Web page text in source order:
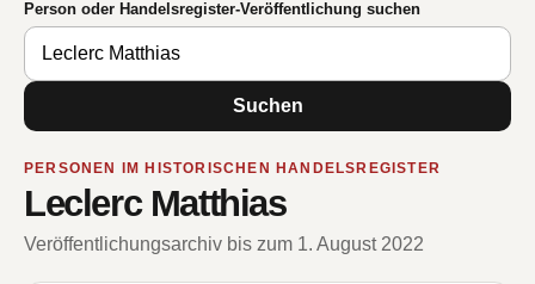
Person oder Handelsregister-Veröffentlichung suchen
Suchen
PERSONEN IM HISTORISCHEN HANDELSREGISTER
Leclerc Matthias
Veröffentlichungsarchiv bis zum 1. August 2022